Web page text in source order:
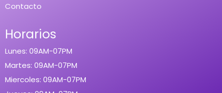
Contacto
Horarios
Lunes: 09AM-07PM
Martes: 09AM-07PM
Miercoles: 09AM-07PM